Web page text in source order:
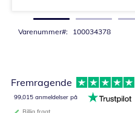
Varenummer 100034378
Billig fragt
Fremragende
99,015 anmeldelser på
billedgalleriet